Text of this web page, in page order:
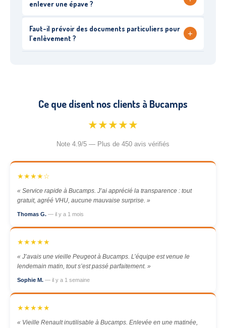
enlever une épave ?
Faut-il prévoir des documents particuliers pour
l’enlèvement ?
+
Ce que disent nos clients à Bucamps
★★★★★
Note 4.9/5 — Plus de 450 avis vérifiés
★★★★☆
« Service rapide à Bucamps. J’ai apprécié la transparence : tout
gratuit, agréé VHU, aucune mauvaise surprise. »
Thomas G. — il y a 1 mois
★★★★★
« J’avais une vieille Peugeot à Bucamps. L’équipe est venue le
lendemain matin, tout s’est passé parfaitement. »
Sophie M. — il y a 1 semaine
★★★★★
« Vieille Renault inutilisable à Bucamps. Enlevée en une matinée,